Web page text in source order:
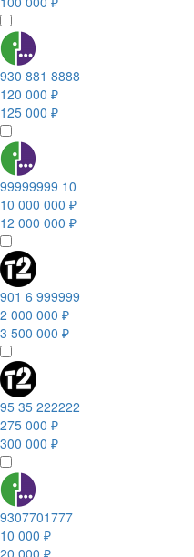
930 881 8888
120 000 ₽
125 000 ₽
99999999 10
10 000 000 ₽
12 000 000 ₽
901 6 999999
2 000 000 ₽
3 500 000 ₽
95 35 222222
275 000 ₽
300 000 ₽
9307701777
10 000 ₽
20 000 ₽